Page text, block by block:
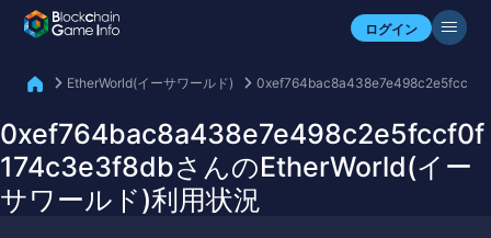
ログイン
自分のアセットを確認
EtherWorld(イーサワールド)
0xef764bac8a438e7e498c2e5fccf0f
174c3e3f8dbさんのEtherWorld(イー
サワールド)利用状況